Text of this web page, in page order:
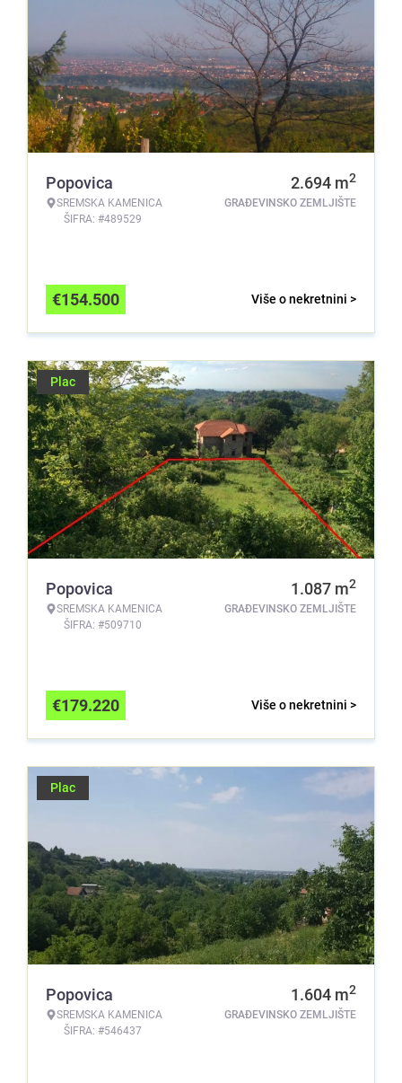
Popovica
SREMSKA KAMENICA
ŠIFRA: #489529
2.694 m2
GRAĐEVINSKO ZEMLJIŠTE
Više o nekretnini >
€154.500
Plac
Popovica
SREMSKA KAMENICA
ŠIFRA: #509710
1.087 m2
GRAĐEVINSKO ZEMLJIŠTE
Više o nekretnini >
€179.220
Plac
Popovica
SREMSKA KAMENICA
ŠIFRA: #546437
1.604 m2
GRAĐEVINSKO ZEMLJIŠTE